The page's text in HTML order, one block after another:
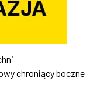
chroniący boczne